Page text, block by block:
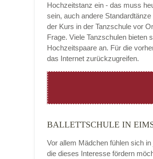
E-Mail-Adresse
Hochzeitstanz ein - das muss
sein, auch andere
der Kurs in der Tanzschule vor
Frage. Viele Tanzschulen bieten
Hochzeitspaare an. Für die
das Internet zurückzugreifen.
BALLETTSCHULE IN
Vor allem Mädchen fühlen sich
die dieses Interesse fördern